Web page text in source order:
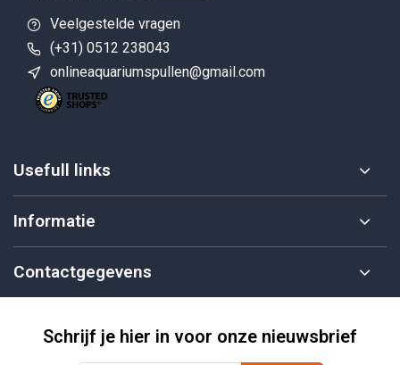
Veelgestelde vragen
(+31) 0512 238043
onlineaquariumspullen@gmail.com
Usefull links
Informatie
Contactgegevens
Schrijf je hier in voor onze nieuwsbrief